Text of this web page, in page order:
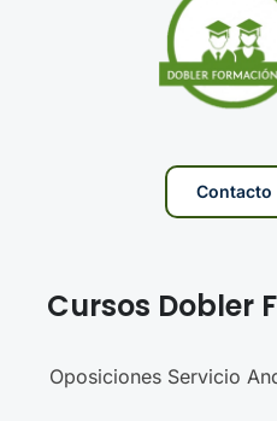
Contacto
Cursos Dobler
Oposiciones Servicio